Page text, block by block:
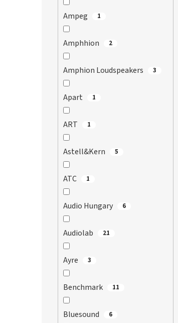
Ampeg 1
Amphhion 2
Amphion Loudspeakers 3
Apart 1
ART 1
Astell&Kern 5
ATC 1
Audio Hungary 6
Audiolab 21
Ayre 3
Benchmark 11
Bluesound 6